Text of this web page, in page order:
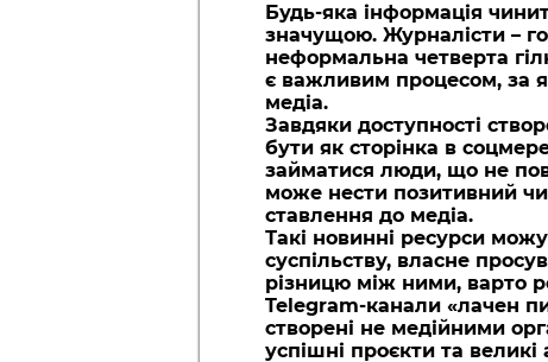
Будь-яка інформація
значущою. Журналісти –
неформальна четверта
є важливим процесом, за
медіа.
Завдяки доступності
бути як сторінка в
займатися люди, що не
може нести позитивний чи
ставлення до медіа.
Такі новинні ресурси
суспільству, власне
різницю між ними, варто
Telegram-канали «лачен
створені не медійними
успішні проєкти та великі